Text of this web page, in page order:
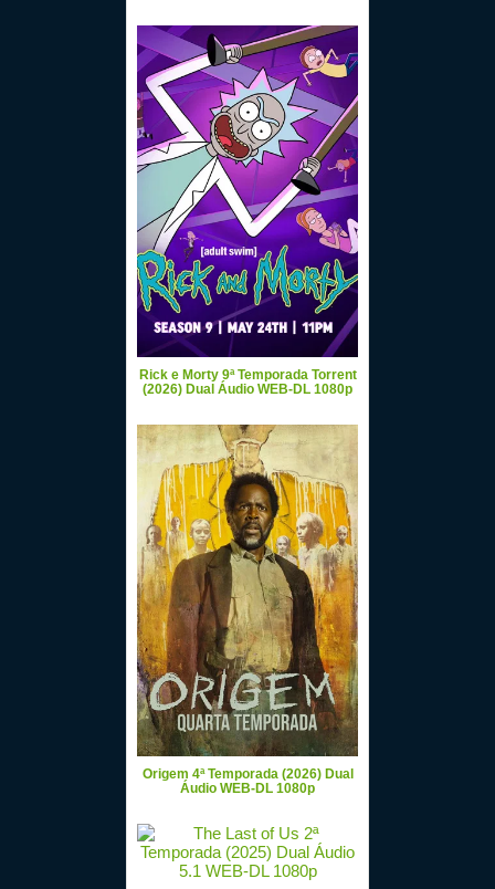
Rick e Morty 9ª Temporada Torrent
(2026) Dual Áudio WEB-DL 1080p
Origem 4ª Temporada (2026) Dual
Áudio WEB-DL 1080p